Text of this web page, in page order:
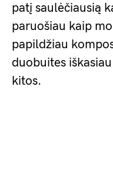
patį saulėčiausią
paruošiau kaip
papildžiau
duobuites
kitos.